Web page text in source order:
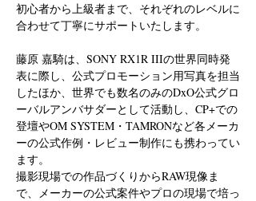
初心者から上級者まで、それぞれのレベルに
合わせて丁寧にサポートいたします。
藤原 嘉騎は、SONY RX1R IIIの世界同時発
表に際し、公式プロモーション用写真を担当
したほか、世界でも数名のみのDxO公式グロ
ーバルアンバサダーとして活動し、CP+での
登壇やOM SYSTEM・TAMRONなど各メーカ
ーの公式作例・レビュー制作にも携わってい
ます。
撮影現場での作品づくりからRAW現像ま
で、メーカーの公式案件やプロの現場で培っ